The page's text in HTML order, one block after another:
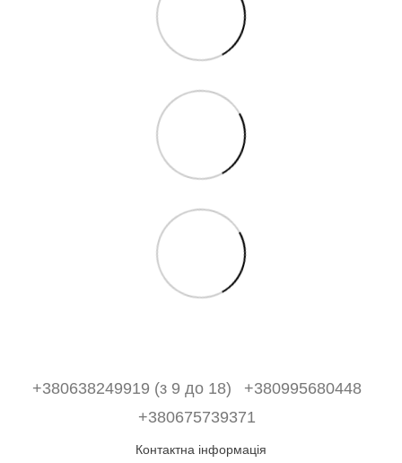
+380638249919 (з 9 до 18)
+380995680448
+380675739371
Контактна інформація